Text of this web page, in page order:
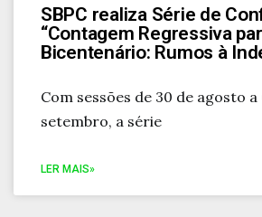
SBPC realiza Série de
“Contagem Regressiva
Bicentenário: Rumos à
Com sessões de 30 de agosto a
setembro, a série
LER MAIS»